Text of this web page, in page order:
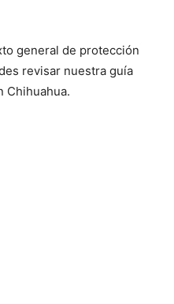
general de protección
revisar nuestra guía
Chihuahua.